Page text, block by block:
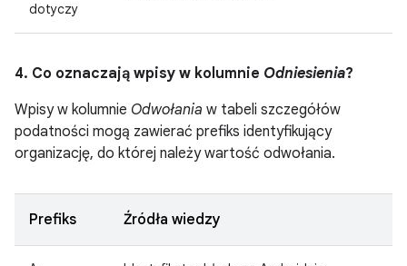
dotyczy
4. Co oznaczają wpisy w kolumnie Odniesienia?
Wpisy w kolumnie Odwołania w tabeli szczegółów
podatności mogą zawierać prefiks identyfikujący
organizację, do której należy wartość odwołania.
Prefiks Źródła wiedzy